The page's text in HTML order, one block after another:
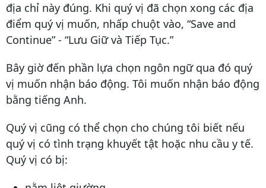
địa chỉ này đúng. Khi quý vị đã chọn xong các địa
điểm quý vị muốn, nhấp chuột vào, “Save and
Continue” - “Lưu Giữ và Tiếp Tục.”
Bây giờ đến phần lựa chọn ngôn ngữ qua đó quý
vị muốn nhận báo động. Tôi muốn nhận báo động
bằng tiếng Anh.
Quý vị cũng có thể chọn cho chúng tôi biết nếu
quý vị có tình trạng khuyết tật hoặc nhu cầu y tế.
Quý vị có bị: